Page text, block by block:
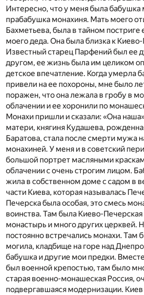
Интересно, что у меня была бабушка
прабабушка монахиня. Мать моего
Бахметьева, была в тайном
моего деда. Она была близка к
Известный старец Парфений был ее
другом, ее жизнь была им целиком
детское впечатление. Когда умерла
привели на ее похороны, мне было
поражен, что она лежала в гробу в
облачении и ее хоронили по
Монахи пришли и сказали: «Она
матери, княгиня Кудашева,
Баратова, стала после смерти мужа
монахиней. У меня и в советский
большой портрет масляными
облачении с очень строгим лицом.
жила в собственном доме с садом в
части Киева, которая называлась
Печерска была особая, это смесь
воинства. Там была Киево-
монастырь и много других церквей.
постоянно встречались монахи. Там
могила, кладбище на горе над
бабушка и другие мои предки.
был военной крепостью, там было
старая военно-монашеская Россия,
подвергавшаяся модернизации.